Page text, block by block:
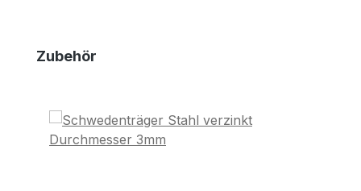
Produktgalerie überspringen
Zubehör